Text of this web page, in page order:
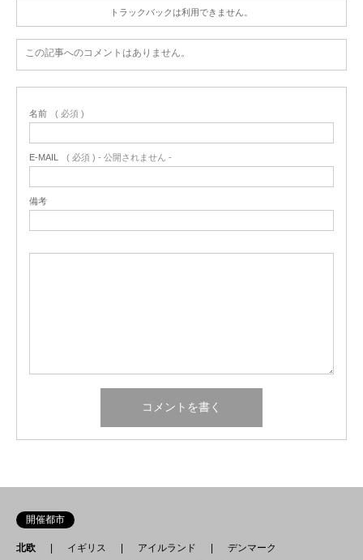
トラックバックは利用できません。
この記事へのコメントはありません。
名前 ( 必須 )
E-MAIL ( 必須 ) - 公開されません -
備考
開催都市
北欧 イギリス アイルランド
デンマーク